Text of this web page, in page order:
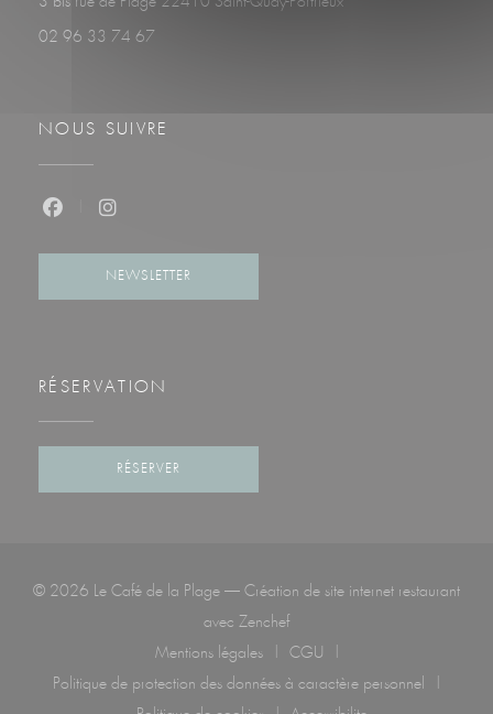
02 96 33 74 67
NOUS SUIVRE
NEWSLETTER
RÉSERVATION
RÉSERVER
© 2026 Le Café de la Plage — Création de site internet restaurant
avec Zenchef((ouvre une nouvelle fenêtre))
Mentions légales
((ouvre une nouvelle fenêtre))
CGU
Politique de protection des données à caractère personnel
((ouvre une nouvelle fenêtre))